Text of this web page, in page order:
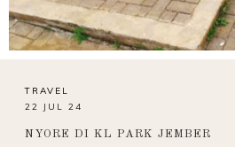
TRAVEL
22 JUL 24
NYORE DI KL PARK JEMBER